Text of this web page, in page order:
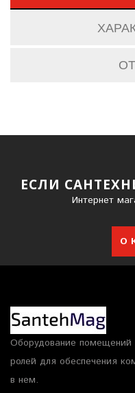
ЕСЛИ
Интернет
О
Оборудование помещений
ролей для обеспечения
в нем.